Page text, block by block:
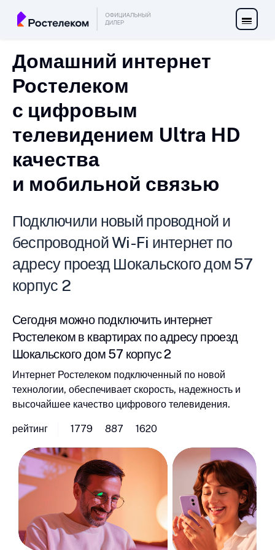
Домашний интернет
Ростелеком
с цифровым
телевидением Ultra HD
качества
и мобильной связью
Подключили новый проводной и
беспроводной Wi-Fi интернет по
адресу проезд Шокальского дом 57
корпус 2
Сегодня можно подключить интернет
Ростелеком в квартирах по адресу проезд
Шокальского дом 57 корпус 2
Интернет Ростелеком подключенный по новой
технологии, обеспечивает скорость, надежность и
высочайшее качество цифрового телевидения.
рейтинг 1779 887 1620